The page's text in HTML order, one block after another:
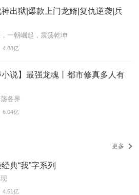
神出狱|爆款上门龙婿|复仇逆袭|兵
一朝崛起，震荡乾坤
4.88亿
小说】最强龙魂丨都市修真多人有
各界
6.04亿
更多
典“我”字系列
4.51亿